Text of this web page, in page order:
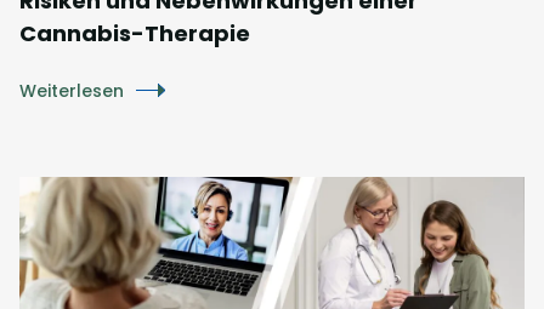
Cannabis-Therapie
Weiterlesen